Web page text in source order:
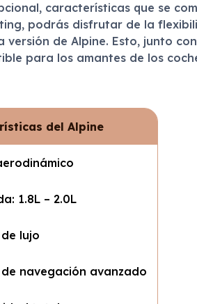
características que se
podrás disfrutar de la
de Alpine. Esto, junto
para los amantes de los
del Alpine
1.8L – 2.0L
lujo
de navegación avanzado